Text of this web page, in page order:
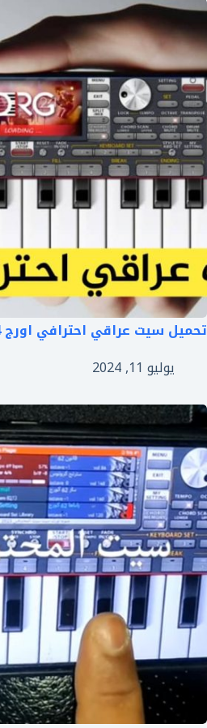
تحميل سيت عراقي احترافي اورج 2024
يوليو 11, 2024